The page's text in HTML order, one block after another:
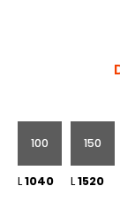
100
L1040
150
L1520